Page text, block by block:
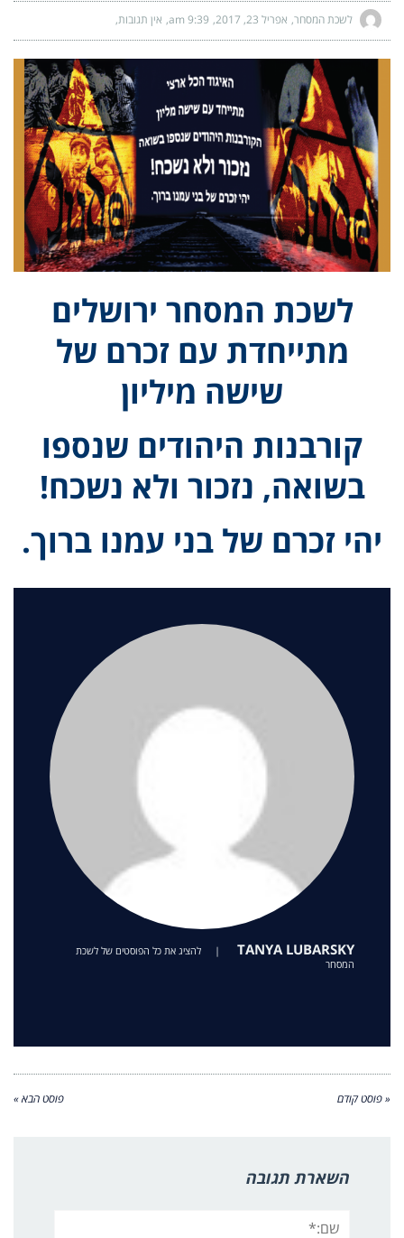
לשכת המסחר אפריל 23, 2017 9:39 am אין תגובות
לשכת המסחר ירושלים
מתייחדת עם זכרם של
שישה מיליון
קורבנות היהודים שנספו
בשואה, נזכור ולא נשכח!
יהי זכרם של בני עמנו ברוך.
TANYA LUBARSKY
|
להציג את כל הפוסטים של לשכת
המסחר
« פוסט קודם פוסט הבא »
השארת תגובה